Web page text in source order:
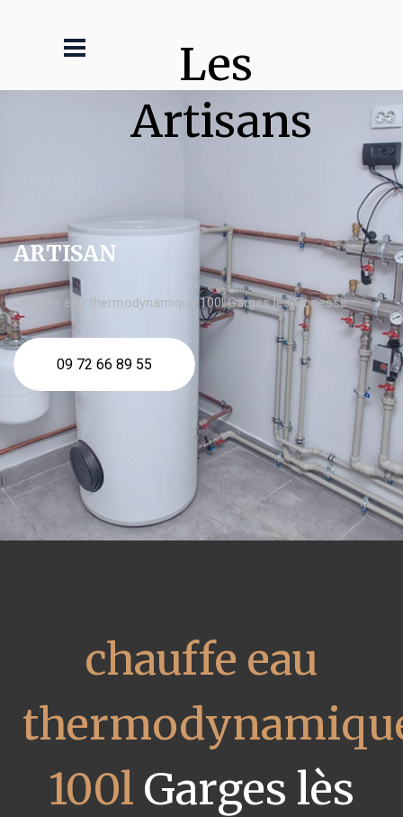
Les
Artisans
ARTISAN
chauffe eau thermodynamique 100l Garges lès Gonesse
09 72 66 89 55
chauffe eau
100l Garges lès